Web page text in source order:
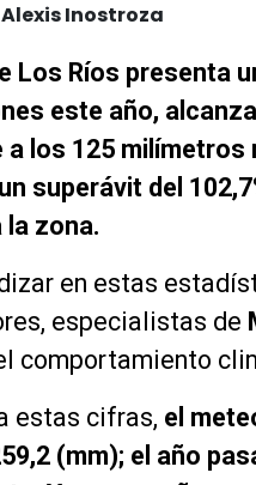
Alexis Inostroza
Los Ríos presenta
este año,
a los 125
superávit del
la zona.
en estas
especialistas de
comportamiento
estas cifras, el
(mm); el año